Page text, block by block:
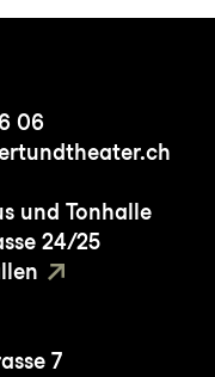
06
und Tonhalle
24/25
7